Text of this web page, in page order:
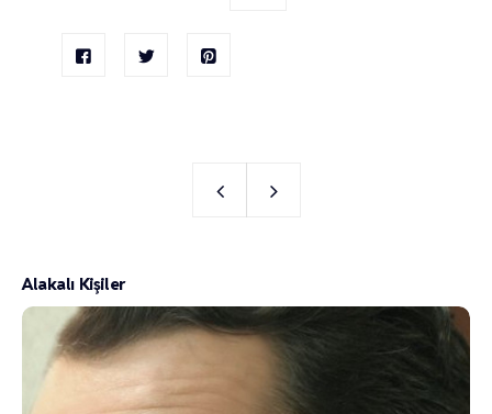
Alakalı Kişiler